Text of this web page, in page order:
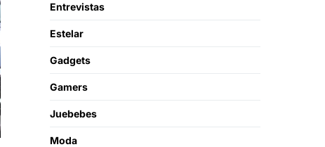
Entrevistas
Estelar
Gadgets
Gamers
Juebebes
Moda